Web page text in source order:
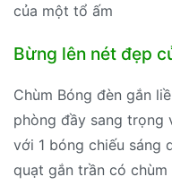
của một tổ ấm
Bừng lên nét đẹp
Chùm Bóng đèn gắn
phòng đầy sang trọng
với 1 bóng chiếu sáng
quạt gắn trần có